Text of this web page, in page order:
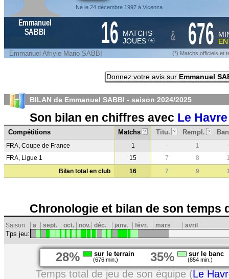
Né le 24 décembre 1997 à Vicenza
Emmanuel
SABBI
16 MATCHS
JOUES (*) & 676
Emmanuel Afriyie Mario SABBI (*) Matchs officiels et
Donnez votre avis sur Emmanuel
BILAN de Emmanuel SABBI - saison 2024/2025
Son bilan en chiffres avec Le Havre
Compétitions Matchs ? Titu. ? Rempl. ?
FRA, Coupe de France 1 - 1
-
FRA, Ligue 1
15 7 8
Bilan total en club
16 7 9
Chronologie et bilan de son temps
Saison a sept. oct. nov. déc. janv. févr. mars avril
Tps jeu:
28% sur le terrain
(676 min.) 35% sur le banc
(854 min.)
Temps total de jeu de son équipe (Le